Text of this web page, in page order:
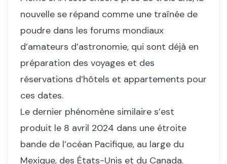
nouvelle se répand comme une traînée de
poudre dans les forums mondiaux
d’amateurs d’astronomie, qui sont déjà en
préparation des voyages et des
réservations d’hôtels et appartements pour
ces dates.
Le dernier phénomène similaire s’est
produit le 8 avril 2024 dans une étroite
bande de l’océan Pacifique, au large du
Mexique, des États-Unis et du Canada.